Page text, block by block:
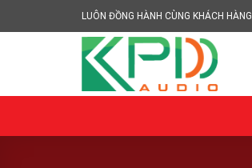
to
LUÔN ĐỒNG HÀNH CÙNG KHÁCH HÀNG